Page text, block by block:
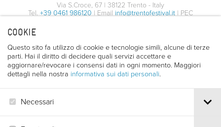
COOKIE
Questo sito fa utilizzo di cookie e tecnologie simili, alcune di terze
parti. Hai il diritto di decidere quali servizi accettare e
aggiornare/revocare i consensi dati in ogni momento. Maggiori
dettagli nella nostra informativa sui dati personali.
Necessari
Via S.Croce, 67 | 38122 Trento - Italy
Tel. +39 0461 986120 | Email info@trentofestival.it | PEC